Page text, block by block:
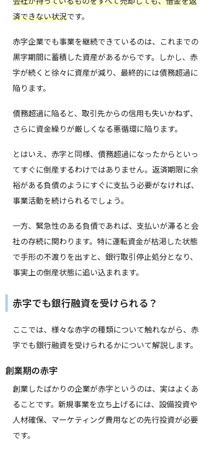
済できない状況です。
赤字企業でも事業を継続できているのは、これまでの
黒字期間に蓄積した資産があるからです。しかし、赤
字が続くと徐々に資産が減り、最終的には債務超過に
陥ります。
債務超過に陥ると、取引先からの信用も失いかねず、
さらに資金繰りが厳しくなる悪循環に陥ります。
とはいえ、赤字と同様、債務超過になったからといっ
てすぐに倒産するわけではありません。返済期限に余
裕がある負債のようにすぐに支払う必要がなければ、
事業活動を続けられるでしょう。
一方、緊急性のある負債であれば、支払いが滞ると会
社の存続に関わります。特に運転資金が枯渇した状態
で手形の不渡りを出すと、銀行取引停止処分となり、
事実上の倒産状態に追い込まれます。
赤字でも銀行融資を受けられる？
ここでは、様々な赤字の種類について触れながら、赤
字でも銀行融資を受けられるかについて解説します。
創業期の赤字
創業したばかりの企業が赤字というのは、実はよくあ
ることです。新規事業を立ち上げるには、設備投資や
人材確保、マーケティング費用などの先行投資が必要
です。